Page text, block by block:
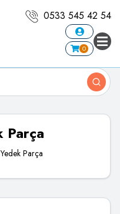
0533 545 42 54
0
Parça
Parça